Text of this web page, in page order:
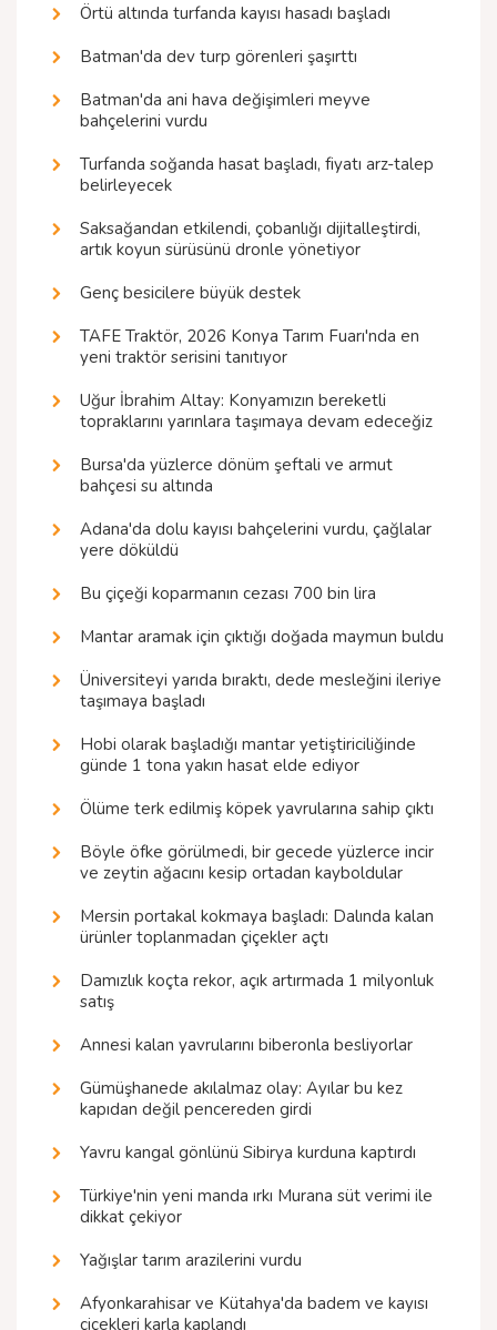
Örtü altında turfanda kayısı hasadı başladı
Batman'da dev turp görenleri şaşırttı
Batman'da ani hava değişimleri meyve
bahçelerini vurdu
Turfanda soğanda hasat başladı, fiyatı arz-talep
belirleyecek
Saksağandan etkilendi, çobanlığı dijitalleştirdi,
artık koyun sürüsünü dronle yönetiyor
Genç besicilere büyük destek
TAFE Traktör, 2026 Konya Tarım Fuarı'nda en
yeni traktör serisini tanıtıyor
Uğur İbrahim Altay: Konyamızın bereketli
topraklarını yarınlara taşımaya devam edeceğiz
Bursa'da yüzlerce dönüm şeftali ve armut
bahçesi su altında
Adana'da dolu kayısı bahçelerini vurdu, çağlalar
yere döküldü
Bu çiçeği koparmanın cezası 700 bin lira
Mantar aramak için çıktığı doğada maymun buldu
Üniversiteyi yarıda bıraktı, dede mesleğini ileriye
taşımaya başladı
Hobi olarak başladığı mantar yetiştiriciliğinde
günde 1 tona yakın hasat elde ediyor
Ölüme terk edilmiş köpek yavrularına sahip çıktı
Böyle öfke görülmedi, bir gecede yüzlerce incir
ve zeytin ağacını kesip ortadan kayboldular
Mersin portakal kokmaya başladı: Dalında kalan
ürünler toplanmadan çiçekler açtı
Damızlık koçta rekor, açık artırmada 1 milyonluk
satış
Annesi kalan yavrularını biberonla besliyorlar
Gümüşhanede akılalmaz olay: Ayılar bu kez
kapıdan değil pencereden girdi
Yavru kangal gönlünü Sibirya kurduna kaptırdı
Türkiye'nin yeni manda ırkı Murana süt verimi ile
dikkat çekiyor
Yağışlar tarım arazilerini vurdu
Afyonkarahisar ve Kütahya'da badem ve kayısı
çiçekleri karla kaplandı